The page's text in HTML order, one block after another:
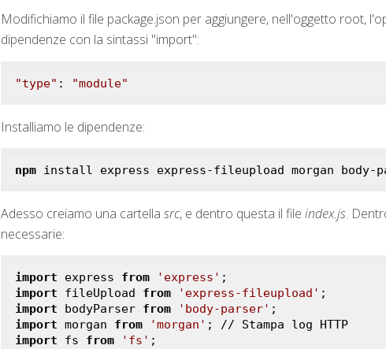
Modifichiamo il file package.json per aggiungere, nell'oggetto root,
dipendenze con la sintassi "import":
"type" : "module"
Installiamo le dipendenze:
npm install express express-fileupload morgan body-
Adesso creiamo una cartella src, e dentro questa il file index.js.
necessarie:
import express from 'express'
import fileUpload from 'express-fileupload'
import bodyParser from 'body-parser'
import morgan from 'morgan'
; // Stampa log HTTP
import fs from 'fs' ;